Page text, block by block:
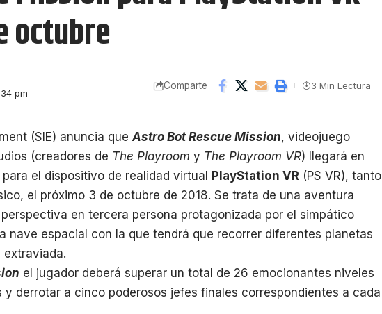
octubre
pm
Comparte 3 Min Lectura
(SIE) anuncia queAstro Bot Rescue Mission, videojuego
(creadores de The Playroom y The Playroom VR) llegará en
para el dispositivo de realidad virtual PlayStation VR (PS VR), tanto
el próximo 3 de octubre de 2018. Se trata de una aventura
en tercera persona protagonizada por el simpático
nave espacial con la que tendrá que recorrer diferentes planetas
extraviada.
el jugador deberá superar un total de 26 emocionantes niveles
y derrotar a cinco poderosos jefes finales correspondientes a cada